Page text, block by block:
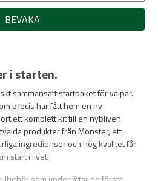
BEVAKA
i starten.
sammansatt startpaket för valpar.
precis har fått hem en ny
ett komplett kit till en nybliven
produkter från Monster, ett
ingredienser och hög kvalitet får
start i livet.